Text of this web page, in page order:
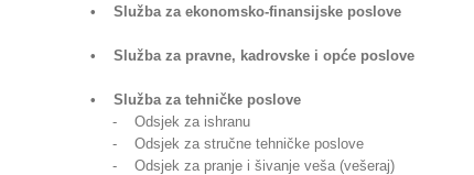
• Služba za ekonomsko-finansijske poslove
• Služba za pravne, kadrovske i opće poslove
• Služba za tehničke poslove
- Odsjek za ishranu
- Odsjek za stručne tehničke poslove
- Odsjek za pranje i šivanje veša (vešeraj)